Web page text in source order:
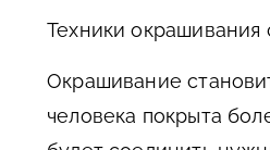
Техники окрашивания
Окрашивание
человека покрыта